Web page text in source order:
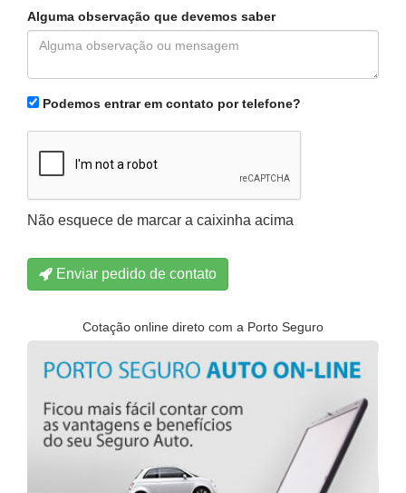
Alguma observação que devemos saber
Podemos entrar em contato por telefone?
Não esquece de marcar a caixinha acima
Enviar pedido de contato
Cotação online direto com a Porto Seguro